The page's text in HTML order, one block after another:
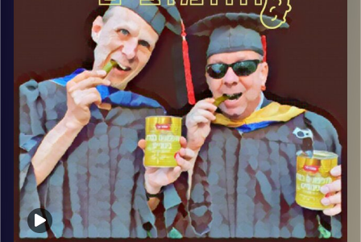
והפעם: השואה כפשע נגד האנושות
קרדיט תמונות:AudioVersity